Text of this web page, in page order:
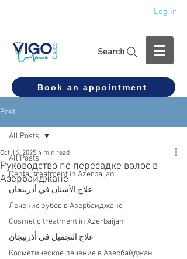
Log In
Search
Book an appointment
Post
All Posts
Dental treatment in Azerbaijan
علاج الأسنان في أذربيجان
Лечение зубов в Азербайджане
Cosmetic treatment in Azerbaijan
علاج التجميل في أذربيجان
Косметическое лечение в Азербайджан
All Posts
Руководство по пересадке волос в
Азербайджане
Oct 16, 2025 4 min read